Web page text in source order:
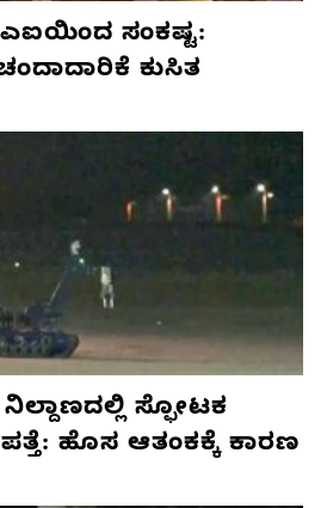
ಸಂಕಷ್ಟ:
ಕುಸಿತ
ಸ್ಫೋಟಕ
ಹೊಸ ಆತಂಕಕ್ಕೆ ಕಾರಣ